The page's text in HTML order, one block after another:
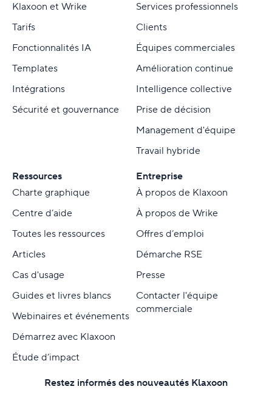
Klaxoon et Wrike
Tarifs
Fonctionnalités IA
Templates
Intégrations
Sécurité et gouvernance
Services professionnels
Clients
Équipes commerciales
Amélioration continue
Intelligence collective
Prise de décision
Management d'équipe
Travail hybride
Ressources
Charte graphique
Centre d’aide
Toutes les ressources
Articles
Cas d'usage
Guides et livres blancs
Webinaires et événements
Démarrez avec Klaxoon
Étude d’impact
Entreprise
À propos de Klaxoon
À propos de Wrike
Offres d’emploi
Démarche RSE
Presse
Contacter l'équipe
commerciale
Restez informés des nouveautés Klaxoon